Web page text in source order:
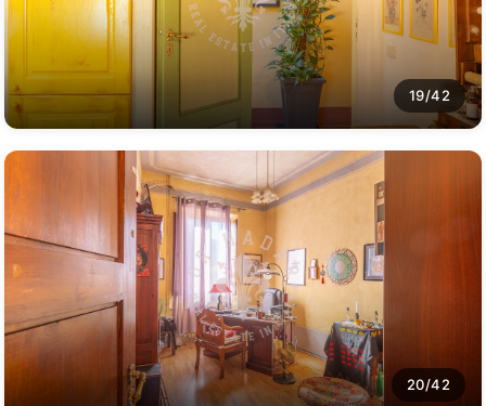
19/42
20/42